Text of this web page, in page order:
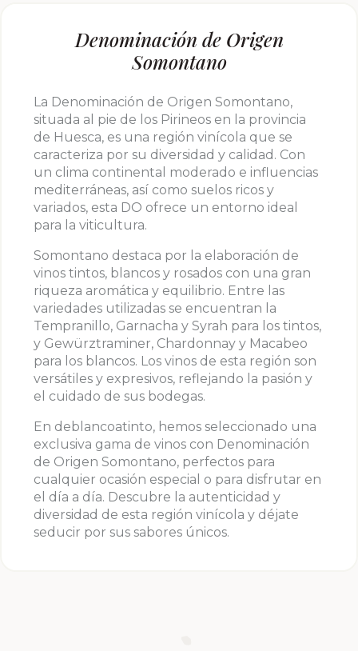
Denominación de Origen
Somontano
La Denominación de Origen Somontano,
situada al pie de los Pirineos en la provincia
de Huesca, es una región vinícola que se
caracteriza por su diversidad y calidad. Con
un clima continental moderado e influencias
mediterráneas, así como suelos ricos y
variados, esta DO ofrece un entorno ideal
para la viticultura.
Somontano destaca por la elaboración de
vinos tintos, blancos y rosados con una gran
riqueza aromática y equilibrio. Entre las
variedades utilizadas se encuentran la
Tempranillo, Garnacha y Syrah para los tintos,
y Gewürztraminer, Chardonnay y Macabeo
para los blancos. Los vinos de esta región son
versátiles y expresivos, reflejando la pasión y
el cuidado de sus bodegas.
En deblancoatinto, hemos seleccionado una
exclusiva gama de vinos con Denominación
de Origen Somontano, perfectos para
cualquier ocasión especial o para disfrutar en
el día a día. Descubre la autenticidad y
diversidad de esta región vinícola y déjate
seducir por sus sabores únicos.